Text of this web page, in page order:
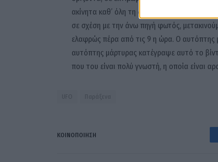
ακίνητα καθ’ όλη τη διάρκεια της
σε σχέση με την άνω πηγή φωτός,
ελαφρώς πέρα από τις 9 η ώρα. Ο αυτόπτης
αυτόπτης μάρτυρας κατέγραψε αυτό το
που του είναι πολύ γνωστή, η οποία είναι
UFO Παράξενα
ΚΟΙΝΟΠΟΊΗΣΗ